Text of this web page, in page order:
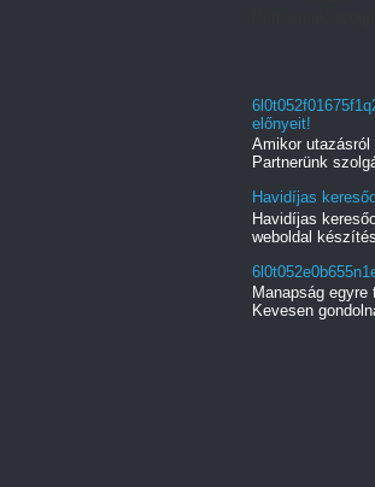
előnyeit!
Amikor
Partnerünk
Havidíjas
Havidíjas
weboldal
Manapság
Kevesen